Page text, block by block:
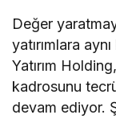
Değer
yatırımlara
Yatırım
kadrosunu
devam ediyor.